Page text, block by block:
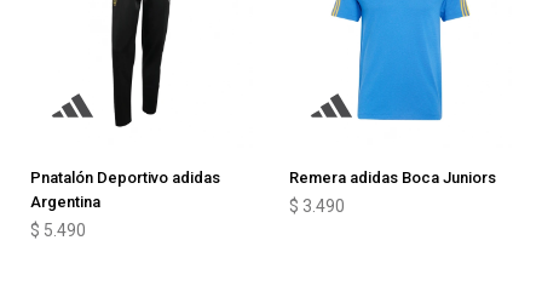
Pnatalón Deportivo adidas
Argentina
$ 5.490
Remera adidas Boca Juniors
$ 3.490